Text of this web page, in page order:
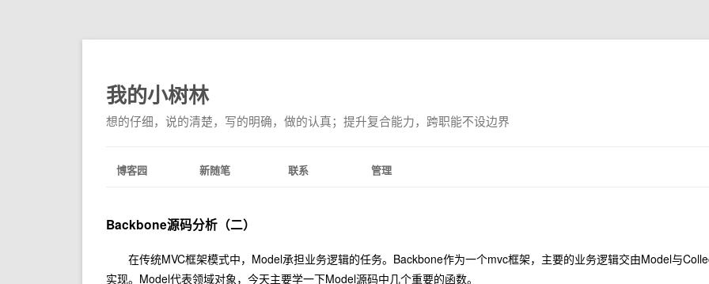
我的小树林
想的仔细，说的清楚，写的明确，做的认真；提升复合能力，跨职能不设边界
博客园 新随笔 联系 管理
Backbone源码分析（二）
在传统MVC框架模式中，Model承担业务逻辑的任务。Backbone作为一个mvc框架，主要的业务逻辑交由Model与
实现。Model代表领域对象，今天主要学一下Model源码中几个重要的函数。